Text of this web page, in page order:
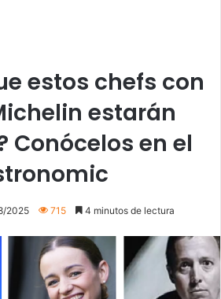
estos chefs con
estarán
Conócelos en el
2025 715 4 minutos de lectura